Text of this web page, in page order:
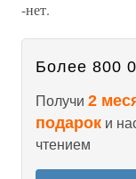
-нет.
Более 800
Получи 2
подарок и
чтением